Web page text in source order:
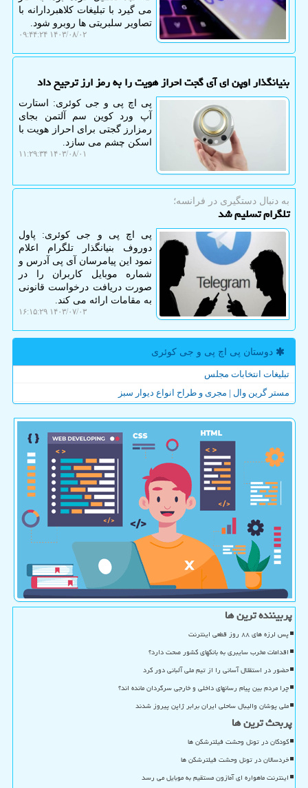
می گیرد با تبلیغات کلاهبردارانه با
تصاویر سلبریتی ها روبرو شود.
۱۴۰۳/۰۸/۰۲ ۰۹:۴۴:۲۴
بنیانگذار اوپن ای آی گجت احراز هویت را به رمز ارز ترجیح داد
پی اچ پی و جی کوئری: استارت
آپ ورد کوین سم آلتمن بجای
رمزارز گجتی برای احراز هویت با
اسکن چشم می سازد.
۱۴۰۳/۰۸/۰۱ ۱۱:۲۹:۳۴
به دنبال دستگیری در فرانسه؛
تلگرام تسلیم شد
پی اچ پی و جی کوئری: پاول
دوروف بنیانگذار تلگرام اعلام
نمود این پیامرسان آی پی آدرس و
شماره موبایل کاربران را در
صورت دریافت درخواست قانونی
به مقامات ارائه می کند.
۱۴۰۳/۰۷/۰۳ ۱۶:۱۵:۲۹
دوستان پی اچ پی و جی كوئری
تبلیغات انتخابات مجلس
مستر گرین وال | مجری و طراح انواع دیوار سبز
پربیننده ترین ها
پس لرزه های ۸۸ روز قطعی اینترنت
اقدامات مخرب سایبری به بانکهای کشور صحت دارد؟
حضور در استقلال آسانی را از تیم ملی آلبانی دور کرد
چرا مردم بین پیام رسانهای داخلی و خارجی سرگردان مانده اند؟
ملی پوشان والیبال ساحلی ایران برابر ژاپن پیروز شدند
پربحث ترین ها
کودکان در تونل وحشت فیلترشکن ها
خردسالان در تونل وحشت فیلترشکن ها
اینترنت ماهواره ای آمازون مستقیم به موبایل می رسد